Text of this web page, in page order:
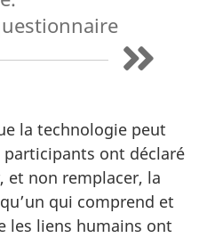
la technologie peut
participants ont déclaré
et non remplacer, la
qui comprend et
les liens humains ont